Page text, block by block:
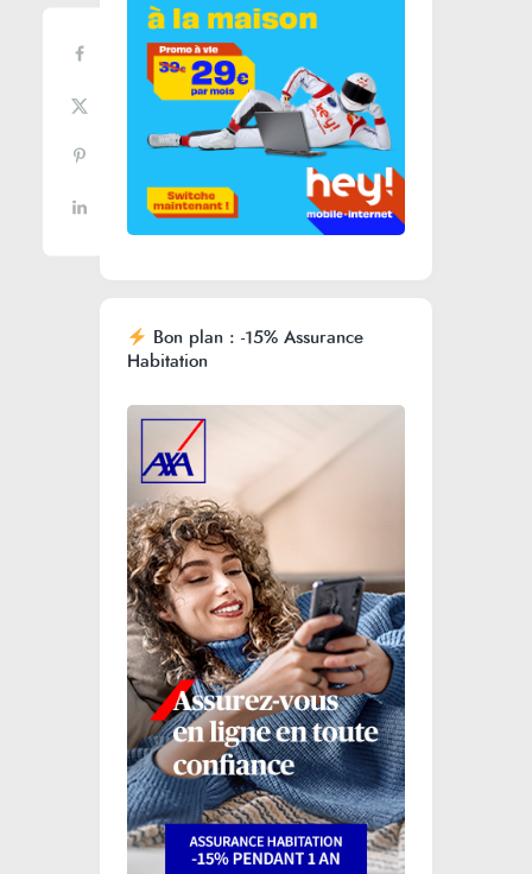
Bon plan : -15% Assurance
Habitation